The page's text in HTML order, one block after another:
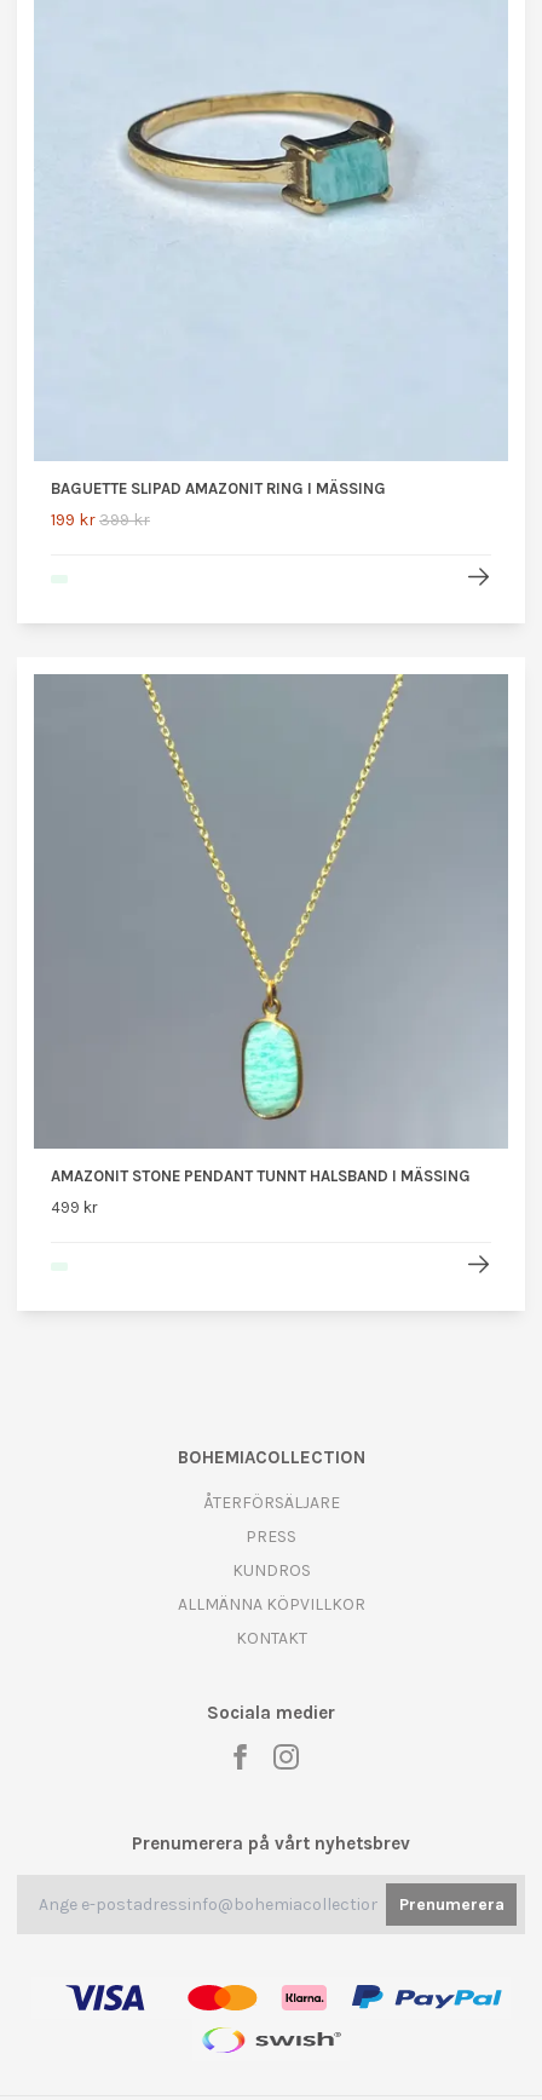
BAGUETTE SLIPAD AMAZONIT RING I MÄSSING
199 kr399 kr
AMAZONIT STONE PENDANT TUNNT HALSBAND I MÄSSING
499 kr
BOHEMIACOLLECTION
ÅTERFÖRSÄLJARE
PRESS
KUNDROS
ALLMÄNNA KÖPVILLKOR
KONTAKT
Sociala medier
Prenumerera på vårt nyhetsbrev
Prenumerera